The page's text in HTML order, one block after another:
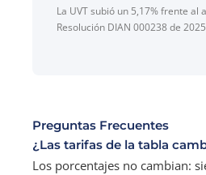
La UVT subió un 5,17% frente al
Resolución DIAN 000238 de
Preguntas Frecuentes
¿Las tarifas de la tabla
Los porcentajes no cambian: